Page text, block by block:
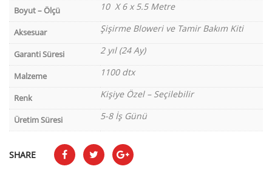
Boyut – Ölçü 10 X 6 x 5.5 Metre
Aksesuar Şişirme Bloweri ve Tamir Bakım Kiti
Garanti Süresi 2 yıl (24 Ay)
Malzeme 1100 dtx
Renk Kişiye Özel – Seçilebilir
Üretim Süresi 5-8 İş Günü
SHARE